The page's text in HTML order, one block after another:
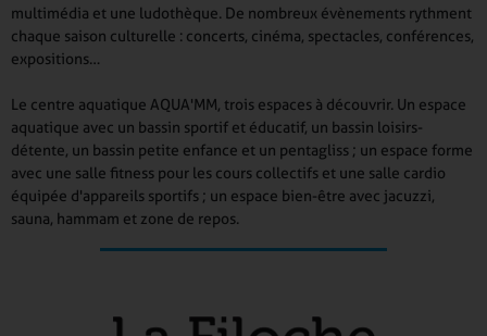
multimédia et une ludothèque. De nombreux évènements rythment
chaque saison culturelle : concerts, cinéma, spectacles, conférences,
expositions…
Le centre aquatique AQUA'MM, trois espaces à découvrir. Un espace
aquatique avec un bassin sportif et éducatif, un bassin loisirs-
détente, un bassin petite enfance et un pentagliss ; un espace forme
avec une salle fitness pour les cours collectifs et une salle cardio
équipée d'appareils sportifs ; un espace bien-être avec jacuzzi,
sauna, hammam et zone de repos.